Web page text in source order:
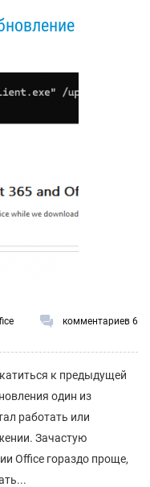
комментариев 6
к предыдущей
один из
работать или
Зачастую
Office гораздо проще,